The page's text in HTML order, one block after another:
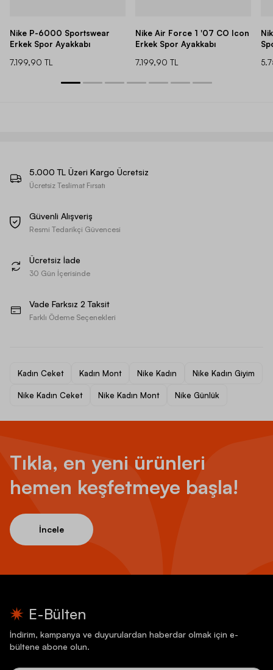
Nike P-6000 Sportswear
Erkek Spor Ayakkabı
7.199,90 TL
Nike Air Force 1 '07 CO Icon
Erkek Spor Ayakkabı
7.199,90 TL
5.000 TL Üzeri Kargo Ücretsiz
Ücretsiz Teslimat Fırsatı
Güvenli Alışveriş
Resmi Tedarikçi Güvencesi
Ücretsiz İade
30 Gün İçerisinde
Vade Farksız 2 Taksit
Farklı Ödeme Seçenekleri
Kadın Ceket Kadın Mont Nike Kadın Nike Kadın Giyim
Nike Kadın Ceket Nike Kadın Mont Nike Günlük
Tıkla, en yeni ürünleri
hemen keşfetmeye başla!
İncele
E-Bülten
İndirim, kampanya ve duyurulardan haberdar olmak için e-
bültene abone olun.